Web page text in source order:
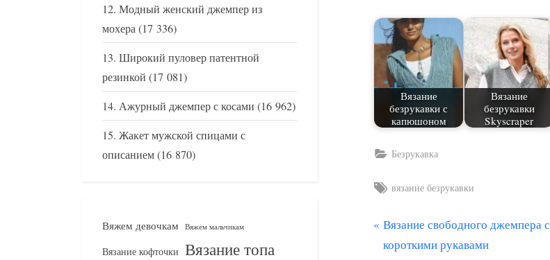
Вязание
безрукавки с
капюшоном
Вязание
безрукавки
Skyscraper
Безрукавка
Tags:
вязание безрукавки
Навигация
П
р
Вязание свободного джемпера с
короткими рукавами
Модный женский джемпер из
мохера(17 336)
Широкий пуловер патентной
резинкой (17 081)
Ажурный джемпер с косами (16 962)
Жакет мужской спицами с
описанием(16 870)
Вяжем девочкам Вяжем мальчикам
Вязание кофточки Вязание топа